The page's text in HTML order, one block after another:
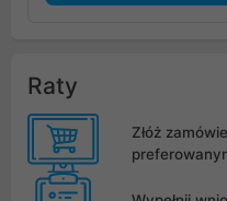
Raty
Złóż